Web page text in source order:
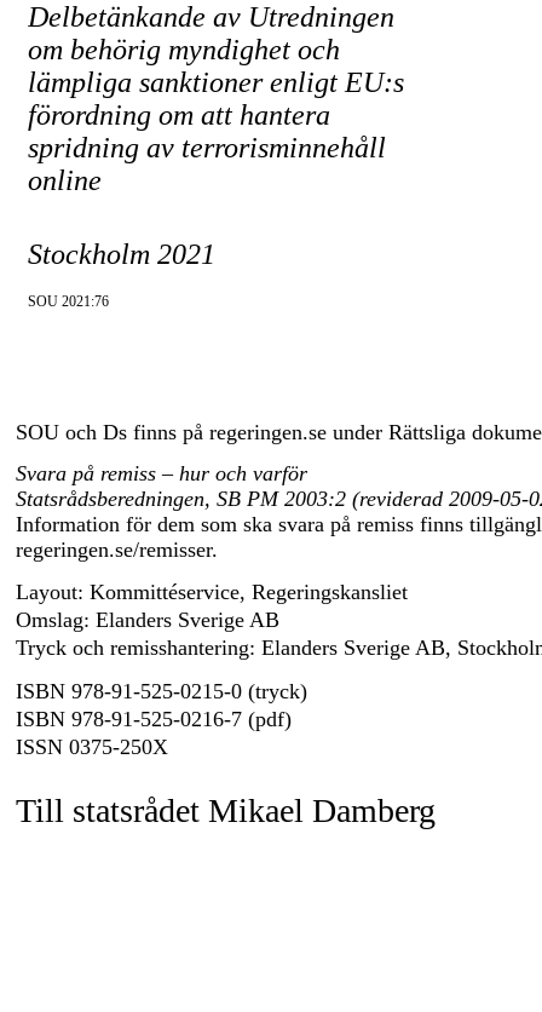
Delbetänkande av Utredningen
om behörig myndighet och
lämpliga sanktioner enligt EU:s
förordning om att hantera
spridning av terrorisminnehåll
online
Stockholm 2021
SOU 2021:76
SOU och Ds finns på regeringen.se under Rättsliga
Svara på remiss – hur och varför
Statsrådsberedningen, SB PM 2003:2 (reviderad 2009-05-
Information för dem som ska svara på remiss finns
regeringen.se/remisser.
Layout: Kommittéservice, Regeringskansliet
Omslag: Elanders Sverige AB
Tryck och remisshantering: Elanders Sverige AB,
ISBN 978-91-525-0215-0 (tryck)
ISBN 978-91-525-0216-7 (pdf)
ISSN 0375-250X
Till statsrådet Mikael Damberg